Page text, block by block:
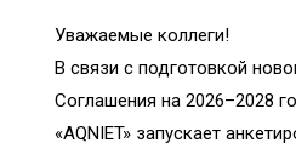
Уважаемые коллеги!
В связи с подготовкой
Соглашения на 2026–2028
«AQNIET» запускает